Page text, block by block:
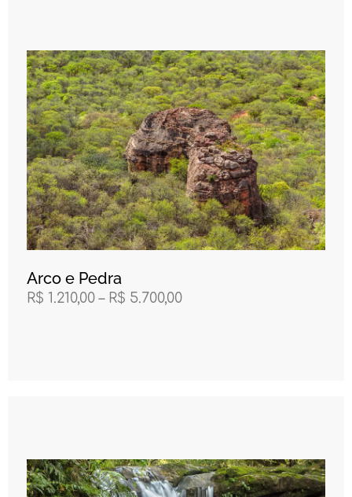
Arco e Pedra
R$ 1.210,00 – R$ 5.700,00